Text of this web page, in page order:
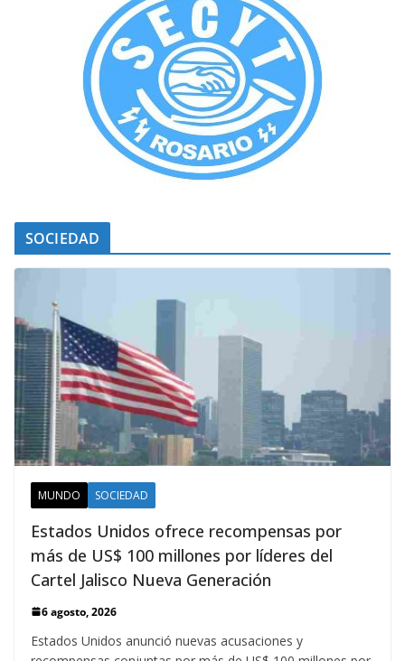
SOCIEDAD
MUNDO SOCIEDAD
Estados Unidos ofrece recompensas por
más de US$ 100 millones por líderes del
Cartel Jalisco Nueva Generación
6 agosto, 2026
Estados Unidos anunció nuevas acusaciones y